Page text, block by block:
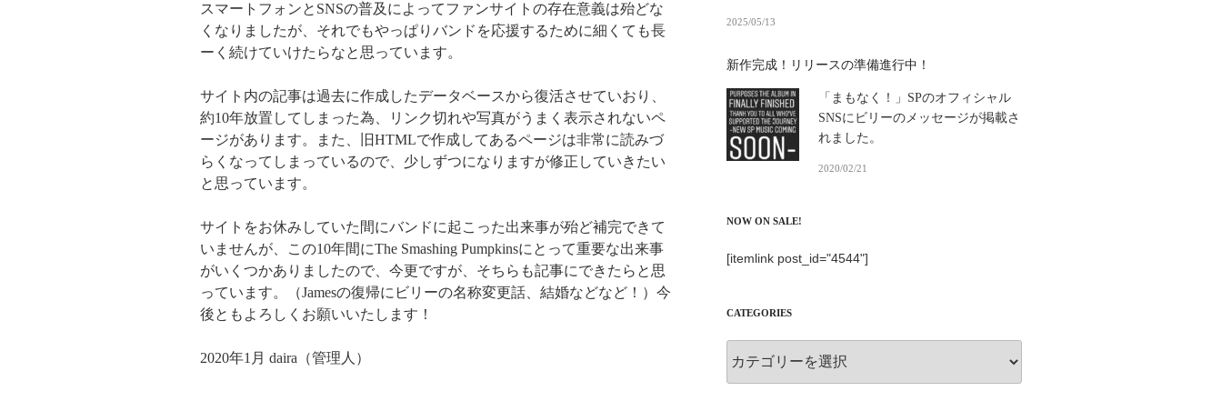
スマートフォンとSNSの普及によってファンサイトの存在意義は殆どな
くなりましたが、それでもやっぱりバンドを応援するために細くても長
ーく続けていけたらなと思っています。
サイト内の記事は過去に作成したデータベースから復活させていおり、
約10年放置してしまった為、リンク切れや写真がうまく表示されないペ
ージがあります。また、旧HTMLで作成してあるページは非常に読みづ
らくなってしまっているので、少しずつになりますが修正していきたい
と思っています。
サイトをお休みしていた間にバンドに起こった出来事が殆ど補完できて
いませんが、この10年間にThe Smashing Pumpkinsにとって重要な出来事
がいくつかありましたので、今更ですが、そちらも記事にできたらと思
っています。（Jamesの復帰にビリーの名称変更話、結婚などなど！）今
後ともよろしくお願いいたします！
2020年1月 daira（管理人）
2025/05/13
新作完成！リリースの準備進行中！
「まもなく！」SPのオフィシャル
SNSにビリーのメッセージが掲載さ
れました。
2020/02/21
NOW ON SALE!
[itemlink post_id="4544"]
CATEGORIES